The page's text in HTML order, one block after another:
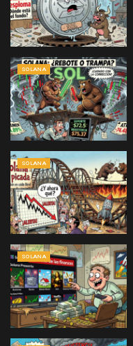
SOLANA
SOLANA
SOLANA